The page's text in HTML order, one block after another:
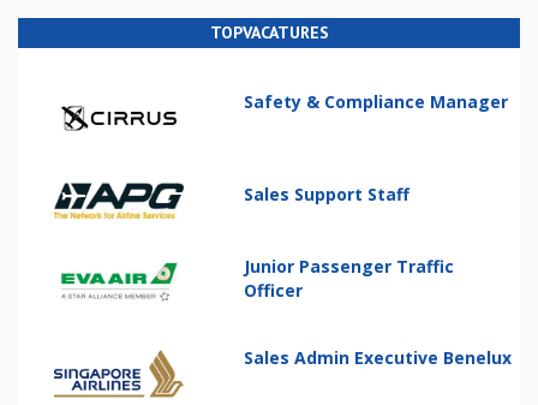
TOPVACATURES
Safety & Compliance Manager
Sales Support Staff
Junior Passenger Traffic
Officer
Sales Admin Executive Benelux